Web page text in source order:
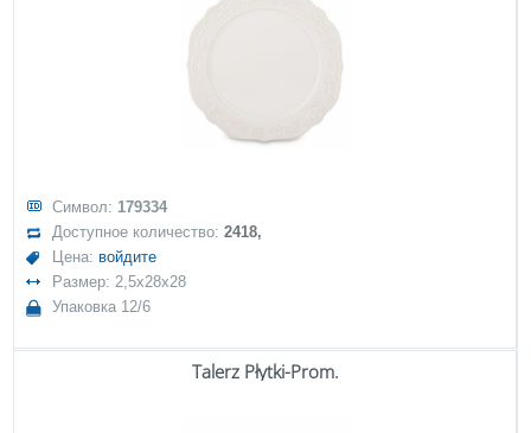
Символ: 179334
Доступное количество:2418,
Цена: войдите
Размер: 2,5x28x28
Упаковка 12/6
Talerz Płytki-Prom.